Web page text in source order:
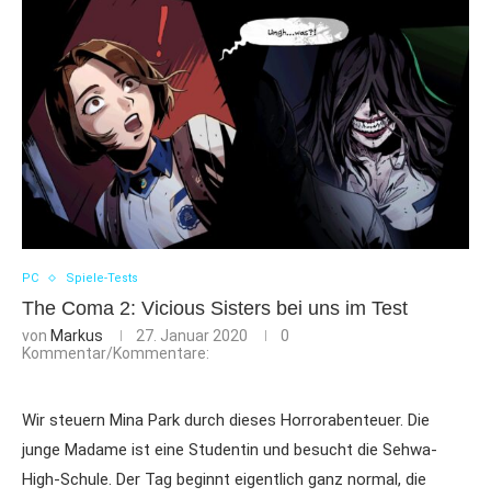
PC Spiele-Tests
The Coma 2: Vicious Sisters bei uns im Test
von Markus 27. Januar 2020
0
Kommentar/Kommentare:
Wir steuern Mina Park durch dieses Horrorabenteuer. Die
junge Madame ist eine Studentin und besucht die Sehwa-
High-Schule. Der Tag beginnt eigentlich ganz normal, die